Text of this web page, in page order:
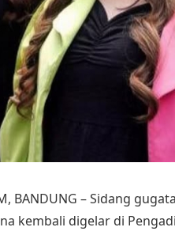
BANDUNG – Sidang
kembali digelar di